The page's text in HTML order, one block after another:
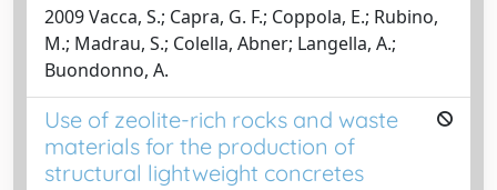
2009 Vacca, S.; Capra, G. F.; Coppola, E.; Rubino,
M.; Madrau, S.; Colella, Abner; Langella, A.;
Buondonno, A.
Use of zeolite-rich rocks and waste
materials for the production of
structural lightweight concretes